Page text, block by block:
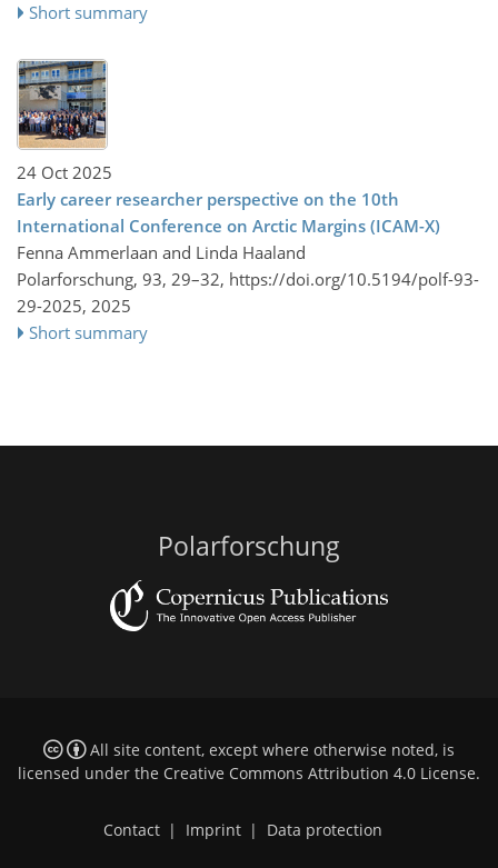
Short summary
24 Oct 2025
Early career researcher perspective on the 10th
International Conference on Arctic Margins (ICAM-X)
Fenna Ammerlaan and Linda Haaland
Polarforschung, 93, 29–32, https://doi.org/10.5194/polf-93-
29-2025, 2025
Short summary
Polarforschung
All site content, except where otherwise noted, is
licensed under the Creative Commons Attribution 4.0 License.
Contact | Imprint | Data protection